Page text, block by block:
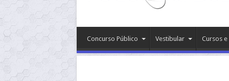
Concurso Público Vestibular Cursos